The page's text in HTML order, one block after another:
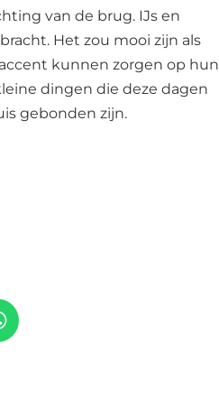
van de brug. IJs en
Het zou mooi zijn als
kunnen zorgen op hun
dingen die deze dagen
gebonden zijn.